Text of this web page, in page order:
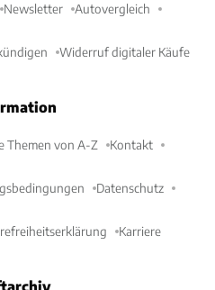
Newsletter Autovergleich
Widerruf digitaler Käufe
Themen von A-Z Kontakt
Datenschutz
Karriere